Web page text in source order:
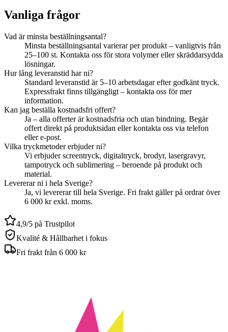
Vanliga frågor
Vad är minsta beställningsantal?
Minsta beställningsantal varierar per produkt – vanligtvis från
25–100 st. Kontakta oss för stora volymer eller skräddarsydda
lösningar.
Hur lång leveranstid har ni?
Standard leveranstid är 5–10 arbetsdagar efter godkänt tryck.
Expressfrakt finns tillgängligt – kontakta oss för mer
information.
Kan jag beställa kostnadsfri offert?
Ja – alla offerter är kostnadsfria och utan bindning. Begär
offert direkt på produktsidan eller kontakta oss via telefon
eller e-post.
Vilka tryckmetoder erbjuder ni?
Vi erbjuder screentryck, digitaltryck, brodyr, lasergravyr,
tampotryck och sublimering – beroende på produkt och
material.
Levererar ni i hela Sverige?
Ja, vi levererar till hela Sverige. Fri frakt gäller på ordrar över
6 000 kr exkl. moms.
4,9/5 på Trustpilot
Kvalité & Hållbarhet i fokus
Fri frakt från 6 000 kr